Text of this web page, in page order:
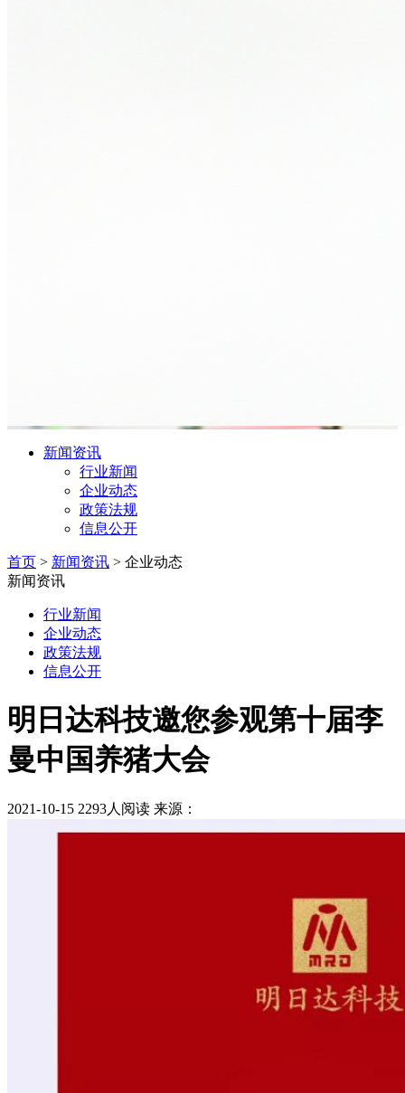
新闻资讯
行业新闻
企业动态
政策法规
信息公开
首页 > 新闻资讯 > 企业动态
新闻资讯
行业新闻
企业动态
政策法规
信息公开
明日达科技邀您参观第十届李
曼中国养猪大会
2021-10-15 2293人阅读 来源：